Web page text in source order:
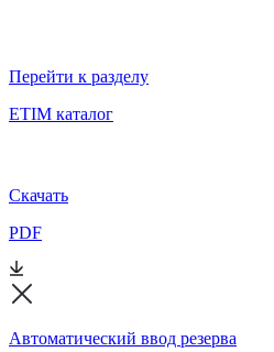
Перейти к разделу
ETIM каталог
Скачать
PDF
Автоматический ввод резерва